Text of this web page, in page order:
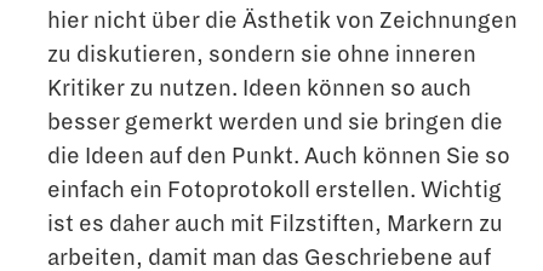
hier nicht über die Ästhetik von Zeichnungen
zu diskutieren, sondern sie ohne inneren
Kritiker zu nutzen. Ideen können so auch
besser gemerkt werden und sie bringen die
die Ideen auf den Punkt. Auch können Sie so
einfach ein Fotoprotokoll erstellen. Wichtig
ist es daher auch mit Filzstiften, Markern zu
arbeiten, damit man das Geschriebene auf